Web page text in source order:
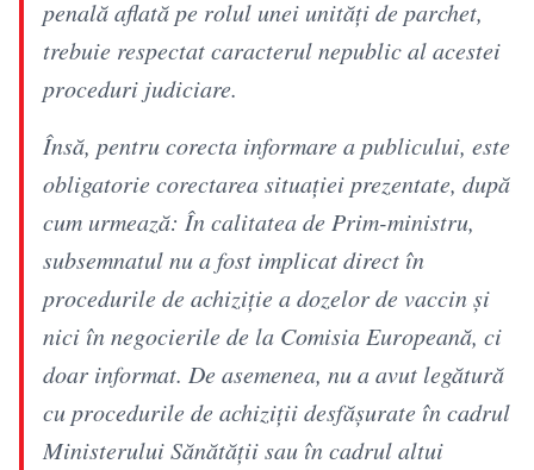
penală aflată pe rolul unei unități de parchet,
trebuie respectat caracterul nepublic al acestei
proceduri judiciare.
Însă, pentru corecta informare a publicului, este
obligatorie corectarea situației prezentate, după
cum urmează: În calitatea de Prim-ministru,
subsemnatul nu a fost implicat direct în
procedurile de achiziție a dozelor de vaccin și
nici în negocierile de la Comisia Europeană, ci
doar informat. De asemenea, nu a avut legătură
cu procedurile de achiziții desfășurate în cadrul
Ministerului Sănătății sau în cadrul altui